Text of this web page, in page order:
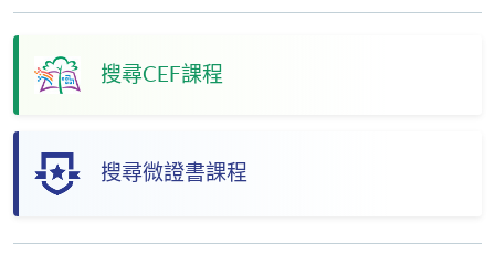
搜尋CEF課程
搜尋微證書課程